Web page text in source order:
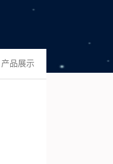
产品展示